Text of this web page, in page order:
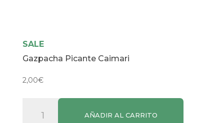
SALE
Gazpacha Picante Caimari
2,00€
Gazpacha
Picante
AÑADIR AL CARRITO